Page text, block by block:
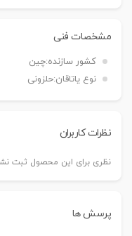
مشخصات فنی
کشور سازنده:چین
نوع یاتاقان:حلزونی
نظرات کاربران
نظری برای این محصول ثبت
پرسش ها